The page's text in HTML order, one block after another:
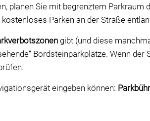
planen Sie mit begrenztem
Parken an der Straße
gibt (und diese
Bordsteinparkplätze. Wenn der
eingeben können: